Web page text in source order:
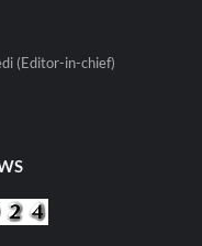
(Editor-in-chief)